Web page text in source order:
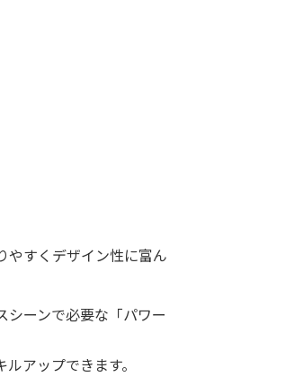
やすくデザイン性に富ん
ーンで必要な「パワー
アップできます。